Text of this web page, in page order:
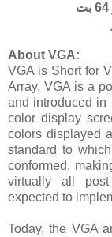
About VGA:
VGA is Short for
Array, VGA is a
and introduced in
color display
colors displayed
standard to
conformed,
virtually all
expected to
Today, the VGA